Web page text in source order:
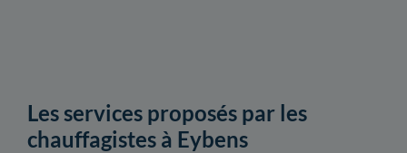
Les services proposés par les
chauffagistes à Eybens